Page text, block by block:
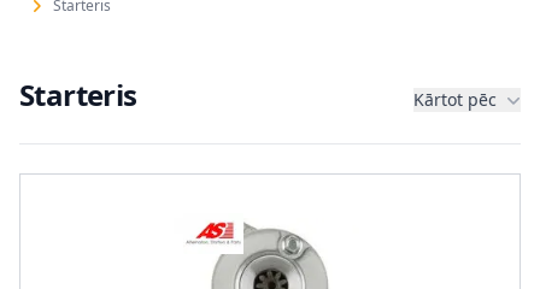
Starteris
Starteris Kārtot pēc